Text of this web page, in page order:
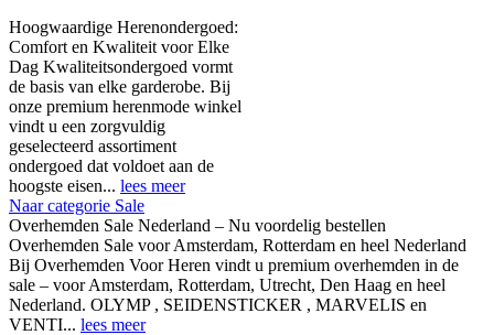
Hoogwaardige Herenondergoed:
Comfort en Kwaliteit voor Elke
Dag Kwaliteitsondergoed vormt
de basis van elke garderobe. Bij
onze premium herenmode winkel
vindt u een zorgvuldig
geselecteerd assortiment
ondergoed dat voldoet aan de
hoogste eisen... lees meer
Naar categorie Sale
Overhemden Sale Nederland – Nu voordelig bestellen
Overhemden Sale voor Amsterdam, Rotterdam en heel Nederland
Bij Overhemden Voor Heren vindt u premium overhemden in de
sale – voor Amsterdam, Rotterdam, Utrecht, Den Haag en heel
Nederland. OLYMP , SEIDENSTICKER , MARVELIS en
VENTI... lees meer